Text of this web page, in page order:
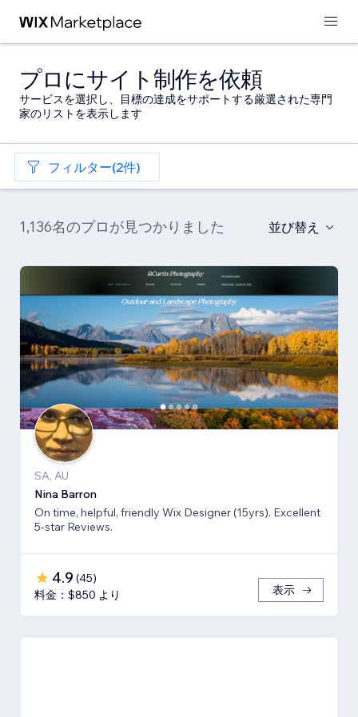
プロにサイト制作を依頼
サービスを選択し、目標の達成をサポートする厳選された専門
家のリストを表示します
フィルター(2件)
1,136名のプロが見つかりました 並び替え
SA, AU
Nina Barron
On time, helpful, friendly Wix Designer (15yrs). Excellent
5-star Reviews.
4.9 (45)
料金：$850 より
表示